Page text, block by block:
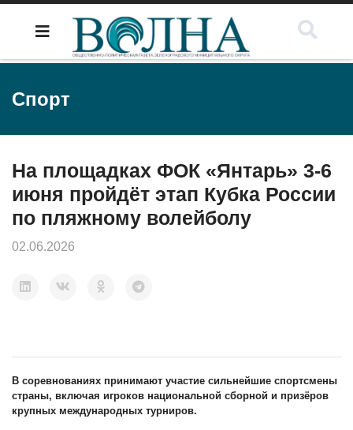
Спорт
На площадках ФОК «Янтарь» 3-6
июня пройдёт этап Кубка России
по пляжному волейболу
02.06.2026
В соревнованиях принимают участие сильнейшие спортсмены
страны, включая игроков национальной сборной и призёров
крупных международных турниров.